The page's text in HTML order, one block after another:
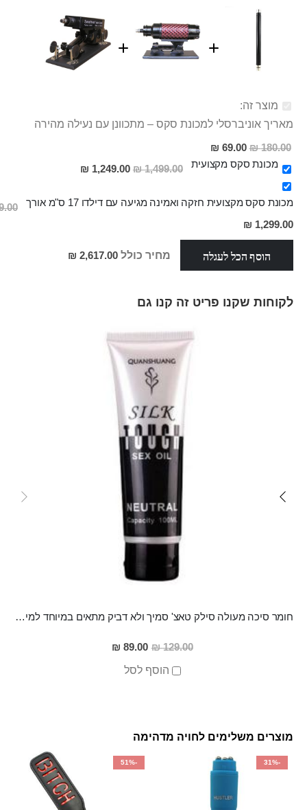
מוצר זה:
מאריך אוניברסלי למכונת סקס – מתכוונן עם נעילה מהירה
180.00 ₪
מחיר
מבצע
69.00 ₪
מכונת סקס מקצועית
1,499.00 ₪
מחיר
1,249.00 ₪
מכונת סקס מקצועית חזקה ואמינה מגיעה עם דילדו 17 ס"מ אורך ₪
מחיר
מבצע
1,299.00 ₪
הוסף הכל לעגלה מחיר כולל 2,617.00 ₪
לקוחות שקנו פריט זה קנו גם
חומר סיכה מעולה סילק טאצ' סמיך ולא דביק מתאים במיוחד למין אנאלי
129.00 ₪
מחיר
מבצע
89.00 ₪
הוסף לסל
מוצרים משלימים לחויה מדהימה
-31%
-51%